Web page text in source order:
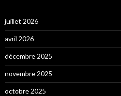
juillet 2026
avril 2026
décembre 2025
novembre 2025
octobre 2025